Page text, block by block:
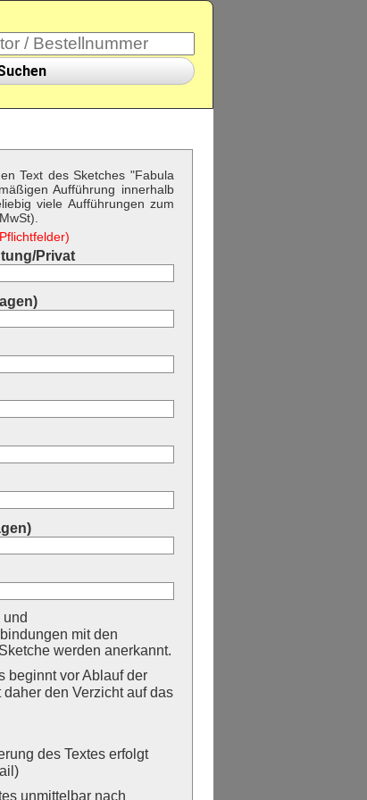
Text des Sketches "Fabula
Aufführung innerhalb
viele Aufführungen zum
Privat
mit den
werden anerkannt.
beginnt vor Ablauf der
den Verzicht auf das
des Textes erfolgt
unmittelbar nach